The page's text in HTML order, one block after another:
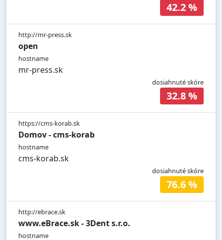
42.2 %
http://mr-press.sk
open
hostname
mr-press.sk
dosiahnuté skóre
32.8 %
https://cms-korab.sk
Domov - cms-korab
hostname
cms-korab.sk
dosiahnuté skóre
76.6 %
http://ebrace.sk
www.eBrace.sk - 3Dent s.r.o.
hostname